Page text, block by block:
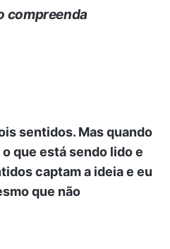
compreenda
sentidos. Mas quando
que está sendo lido e
captam a ideia e eu
que não